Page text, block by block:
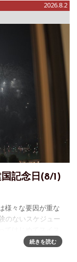
2026.8.2
記念日(8/1)
様々な要因が重な
のないスケジュー
Bundesfeiertag
続きを読む